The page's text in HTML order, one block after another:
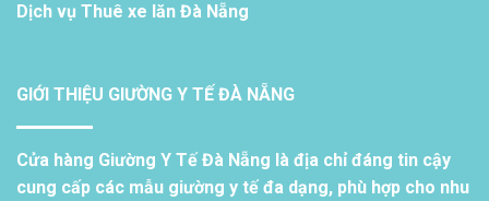
Dịch vụ Thuê xe lăn Đà Nẵng
GIỚI THIỆU GIƯỜNG Y TẾ ĐÀ NẴNG
Cửa hàng Giường Y Tế Đà Nẵng là địa chỉ đáng tin cậy
cung cấp các mẫu giường y tế đa dạng, phù hợp cho nhu